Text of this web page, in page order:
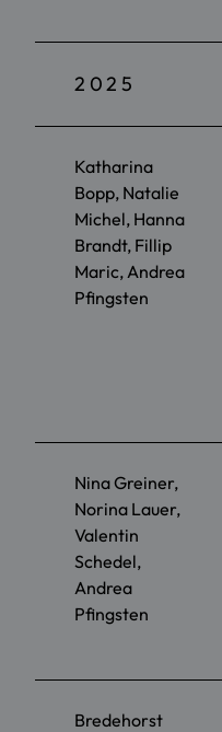
2025
Katharina
Bopp, Natalie
Michel, Hanna
Brandt, Fillip
Maric, Andrea
Pfingsten
Nina Greiner,
Norina Lauer,
Valentin
Schedel,
Andrea
Pfingsten
Bredehorst